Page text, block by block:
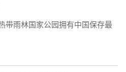
带雨林国家公园拥有中国保存最